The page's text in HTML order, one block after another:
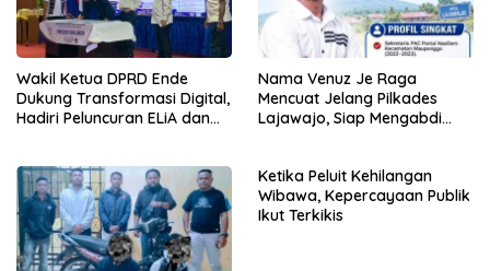
Wakil Ketua DPRD Ende
Dukung Transformasi Digital,
Hadiri Peluncuran ELiA dan
Nama Venuz Je Raga
Mencuat Jelang Pilkades
Lajawajo, Siap Mengabdi
Ketika Peluit Kehilangan
Wibawa, Kepercayaan Publik
Ikut Terkikis